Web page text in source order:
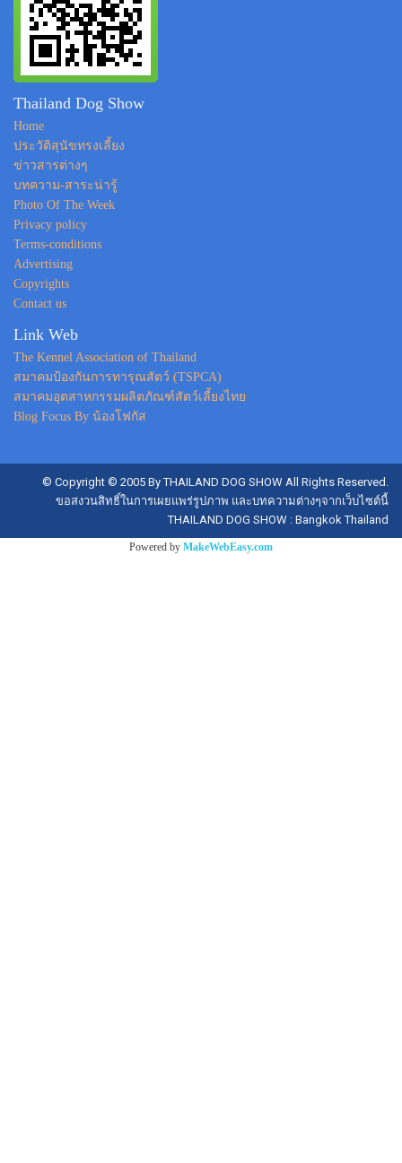
Thailand Dog Show
Home
ประวัติสุนัขทรงเลี้ยง
ข่าวสารต่างๆ
บทความ-สาระน่ารู้
Photo Of The Week
Privacy policy
Terms-conditions
Advertising
Copyrights
Contact us
Link Web
The Kennel Association of Thailand
สมาคมป้องกันการทารุณสัตว์ (TSPCA)
สมาคมอุตสาหกรรมผลิตภัณฑ์สัตว์เลี้ยงไทย
Blog Focus By น้องโฟกัส
© Copyright © 2005 By THAILAND DOG SHOW All Rights Reserved.
ขอสงวนสิทธิ์ในการเผยแพร่รูปภาพ และบทความต่างๆจากเว็บไซต์นี้
THAILAND DOG SHOW : Bangkok Thailand
Powered by MakeWebEasy.com